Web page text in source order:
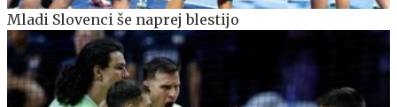
Mladi Slovenci še naprej blestijo